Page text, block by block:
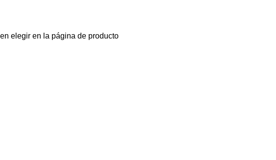
elegir en la página de producto